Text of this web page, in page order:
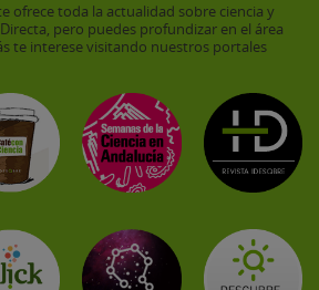
ofrece toda la actualidad sobre ciencia y
pero puedes profundizar en el área
te interese visitando nuestros portales